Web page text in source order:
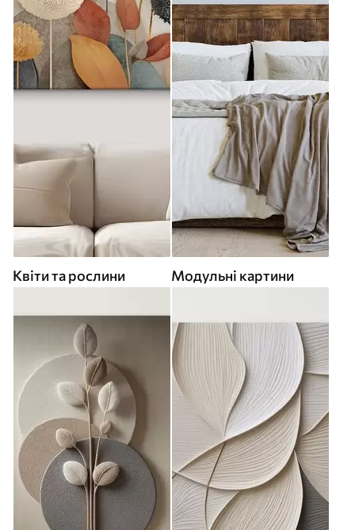
Квіти та рослини Модульні картини